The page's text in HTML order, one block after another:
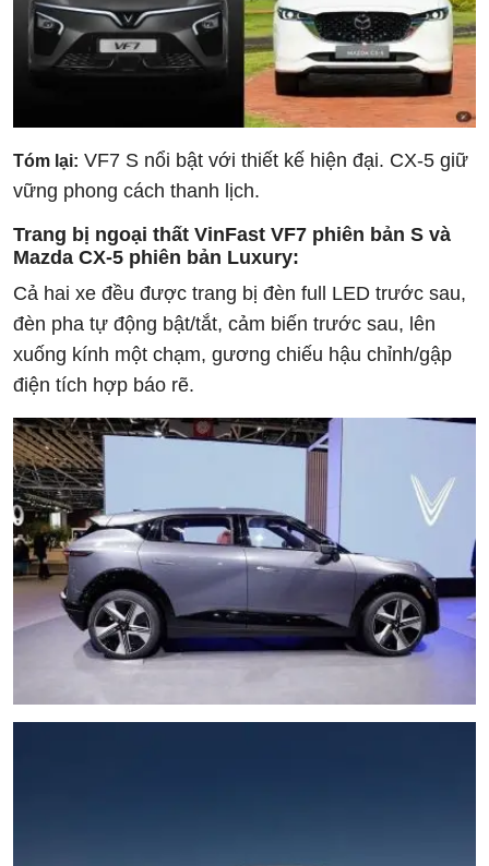
Tóm lại: VF7 S nổi bật với thiết kế hiện đại. CX-5 giữ
vững phong cách thanh lịch.
Trang bị ngoại thất VinFast VF7 phiên bản S và
Mazda CX-5 phiên bản Luxury:
Cả hai xe đều được trang bị đèn full LED trước sau,
đèn pha tự động bật/tắt, cảm biến trước sau, lên
xuống kính một chạm, gương chiếu hậu chỉnh/gập
điện tích hợp báo rẽ.